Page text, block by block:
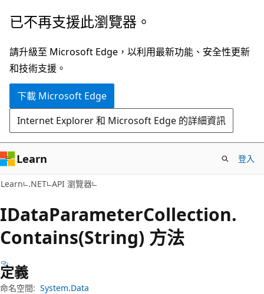
跳
主
要
內
跳
頁
面
內
覽
已不再支援此瀏覽器。
請升級至 Microsoft Edge，以利用最新功能、安全性更新
和技術支援。
下載 Microsoft Edge
Internet Explorer 和 Microsoft Edge 的詳細資訊
Learn 登入
Learn .NET API 瀏覽器
IDataParameterCollection.
Contains(String) 方法
定義
命名空間: System.Data